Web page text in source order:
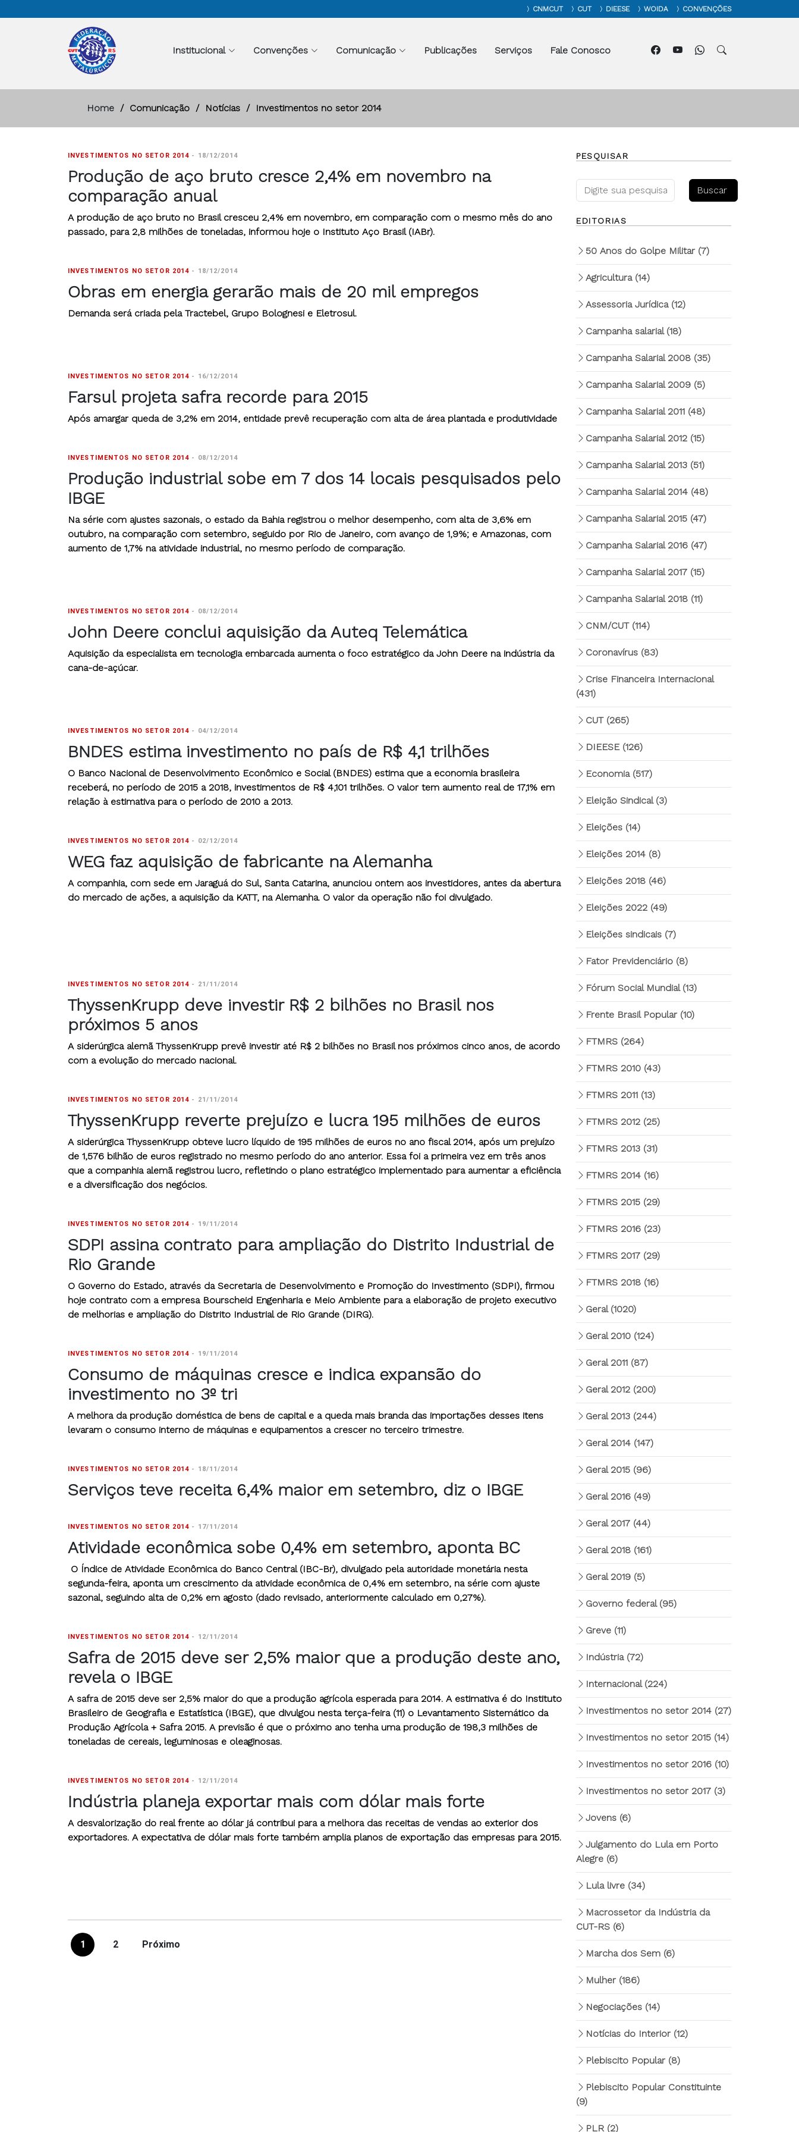
CNMCUT CUT DIEESE WOIDA CONVENÇÕES
Institucional Convenções Comunicação Publicações Serviços Fale Conosco
Home Comunicação Notícias Investimentos no setor 2014
INVESTIMENTOS NO SETOR 2014 - 18/12/2014
Produção de aço bruto cresce 2,4% em novembro na
comparação anual
A produção de aço bruto no Brasil cresceu 2,4% em novembro, em comparação com o mesmo mês do ano
passado, para 2,8 milhões de toneladas, informou hoje o Instituto Aço Brasil (IABr).
INVESTIMENTOS NO SETOR 2014 - 18/12/2014
Obras em energia gerarão mais de 20 mil empregos
Demanda será criada pela Tractebel, Grupo Bolognesi e Eletrosul.
INVESTIMENTOS NO SETOR 2014 - 16/12/2014
Farsul projeta safra recorde para 2015
Após amargar queda de 3,2% em 2014, entidade prevê recuperação com alta de área plantada e produtividade
INVESTIMENTOS NO SETOR 2014 - 08/12/2014
Produção industrial sobe em 7 dos 14 locais pesquisados pelo
IBGE
Na série com ajustes sazonais, o estado da Bahia registrou o melhor desempenho, com alta de 3,6% em
outubro, na comparação com setembro, seguido por Rio de Janeiro, com avanço de 1,9%; e Amazonas, com
aumento de 1,7% na atividade industrial, no mesmo período de comparação.
INVESTIMENTOS NO SETOR 2014 - 08/12/2014
John Deere conclui aquisição da Auteq Telemática
Aquisição da especialista em tecnologia embarcada aumenta o foco estratégico da John Deere na indústria da
cana-de-açúcar.
INVESTIMENTOS NO SETOR 2014 - 04/12/2014
BNDES estima investimento no país de R$ 4,1 trilhões
O Banco Nacional de Desenvolvimento Econômico e Social (BNDES) estima que a economia brasileira
receberá, no período de 2015 a 2018, investimentos de R$ 4,101 trilhões. O valor tem aumento real de 17,1% em
relação à estimativa para o período de 2010 a 2013.
INVESTIMENTOS NO SETOR 2014 - 02/12/2014
WEG faz aquisição de fabricante na Alemanha
A companhia, com sede em Jaraguá do Sul, Santa Catarina, anunciou ontem aos investidores, antes da abertura
do mercado de ações, a aquisição da KATT, na Alemanha. O valor da operação não foi divulgado.
INVESTIMENTOS NO SETOR 2014 - 21/11/2014
ThyssenKrupp deve investir R$ 2 bilhões no Brasil nos
próximos 5 anos
A siderúrgica alemã ThyssenKrupp prevê investir até R$ 2 bilhões no Brasil nos próximos cinco anos, de acordo
com a evolução do mercado nacional.
INVESTIMENTOS NO SETOR 2014 - 21/11/2014
ThyssenKrupp reverte prejuízo e lucra 195 milhões de euros
A siderúrgica ThyssenKrupp obteve lucro líquido de 195 milhões de euros no ano fiscal 2014, após um prejuízo
de 1,576 bilhão de euros registrado no mesmo período do ano anterior. Essa foi a primeira vez em três anos
que a companhia alemã registrou lucro, refletindo o plano estratégico implementado para aumentar a eficiência
e a diversificação dos negócios.
INVESTIMENTOS NO SETOR 2014 - 19/11/2014
SDPI assina contrato para ampliação do Distrito Industrial de
Rio Grande
O Governo do Estado, através da Secretaria de Desenvolvimento e Promoção do Investimento (SDPI), firmou
hoje contrato com a empresa Bourscheid Engenharia e Meio Ambiente para a elaboração de projeto executivo
de melhorias e ampliação do Distrito Industrial de Rio Grande (DIRG).
INVESTIMENTOS NO SETOR 2014 - 19/11/2014
Consumo de máquinas cresce e indica expansão do
investimento no 3º tri
A melhora da produção doméstica de bens de capital e a queda mais branda das importações desses itens
levaram o consumo interno de máquinas e equipamentos a crescer no terceiro trimestre.
INVESTIMENTOS NO SETOR 2014 - 18/11/2014
Serviços teve receita 6,4% maior em setembro, diz o IBGE
INVESTIMENTOS NO SETOR 2014 - 17/11/2014
Atividade econômica sobe 0,4% em setembro, aponta BC
O Índice de Atividade Econômica do Banco Central (IBC-Br), divulgado pela autoridade monetária nesta
segunda-feira, aponta um crescimento da atividade econômica de 0,4% em setembro, na série com ajuste
sazonal, seguindo alta de 0,2% em agosto (dado revisado, anteriormente calculado em 0,27%).
INVESTIMENTOS NO SETOR 2014 - 12/11/2014
Safra de 2015 deve ser 2,5% maior que a produção deste ano,
revela o IBGE
A safra de 2015 deve ser 2,5% maior do que a produção agrícola esperada para 2014. A estimativa é do Instituto
Brasileiro de Geografia e Estatística (IBGE), que divulgou nesta terça-feira (11) o Levantamento Sistemático da
Produção Agrícola + Safra 2015. A previsão é que o próximo ano tenha uma produção de 198,3 milhões de
toneladas de cereais, leguminosas e oleaginosas.
INVESTIMENTOS NO SETOR 2014 - 12/11/2014
Indústria planeja exportar mais com dólar mais forte
A desvalorização do real frente ao dólar já contribui para a melhora das receitas de vendas ao exterior dos
exportadores. A expectativa de dólar mais forte também amplia planos de exportação das empresas para 2015.
1 2 Próximo
PESQUISAR
EDITORIAS
50 Anos do Golpe Militar (7)
Agricultura (14)
Assessoria Jurídica (12)
Campanha salarial (18)
Campanha Salarial 2008 (35)
Campanha Salarial 2009 (5)
Campanha Salarial 2011 (48)
Campanha Salarial 2012 (15)
Campanha Salarial 2013 (51)
Campanha Salarial 2014 (48)
Campanha Salarial 2015 (47)
Campanha Salarial 2016 (47)
Campanha Salarial 2017 (15)
Campanha Salarial 2018 (11)
CNM/CUT (114)
Coronavírus (83)
Crise Financeira Internacional
(431)
CUT (265)
DIEESE (126)
Economia (517)
Eleição Sindical (3)
Eleições (14)
Eleições 2014 (8)
Eleições 2018 (46)
Eleições 2022 (49)
Eleições sindicais (7)
Fator Previdenciário (8)
Fórum Social Mundial (13)
Frente Brasil Popular (10)
FTMRS (264)
FTMRS 2010 (43)
FTMRS 2011 (13)
FTMRS 2012 (25)
FTMRS 2013 (31)
FTMRS 2014 (16)
FTMRS 2015 (29)
FTMRS 2016 (23)
FTMRS 2017 (29)
FTMRS 2018 (16)
Geral (1020)
Geral 2010 (124)
Geral 2011 (87)
Geral 2012 (200)
Geral 2013 (244)
Geral 2014 (147)
Geral 2015 (96)
Geral 2016 (49)
Geral 2017 (44)
Geral 2018 (161)
Geral 2019 (5)
Governo federal (95)
Greve (11)
Indústria (72)
Internacional (224)
Investimentos no setor 2014 (27)
Investimentos no setor 2015 (14)
Investimentos no setor 2016 (10)
Investimentos no setor 2017 (3)
Jovens (6)
Julgamento do Lula em Porto
Alegre (6)
Lula livre (34)
Macrossetor da Indústria da
CUT-RS (6)
Marcha dos Sem (6)
Mulher (186)
Negociações (14)
Notícias do Interior (12)
Plebiscito Popular (8)
Plebiscito Popular Constituinte
(9)
PLR (2)